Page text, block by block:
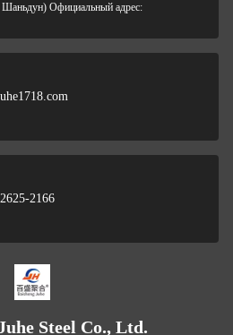
Шаньдун) Официальный адрес:
2166
Steel Co., Ltd.